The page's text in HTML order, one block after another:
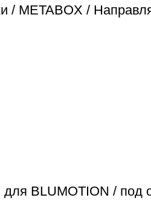
/ METABOX /
BLUMOTION / под